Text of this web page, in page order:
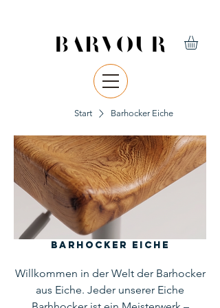
Start Barhocker Eiche
Barhocker Eiche
Willkommen in der Welt der Barhocker
aus Eiche. Jeder unserer Eiche